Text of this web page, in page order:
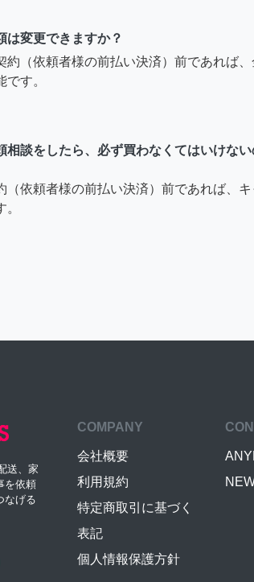
は変更できますか？
約（依頼者様の前払い決済）前であれば、
す。
相談をしたら、必ず買わなくてはいけない
（依頼者様の前払い決済）前であれば、キ
送、家
を依頼
なげる
COMPANY
会社概要
利用規約
特定商取引に基づく
表記
個人情報保護方針